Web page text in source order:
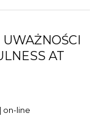
AT
on-line